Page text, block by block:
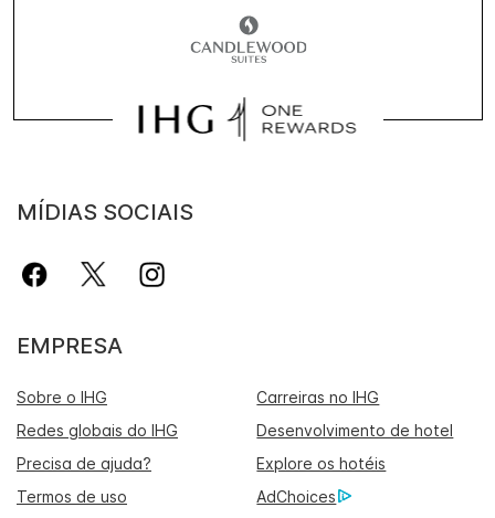
MÍDIAS SOCIAIS
EMPRESA
Sobre o IHG
Carreiras no IHG
Redes globais do IHG
Desenvolvimento de hotel
Precisa de ajuda?
Explore os hotéis
Termos de uso
AdChoices